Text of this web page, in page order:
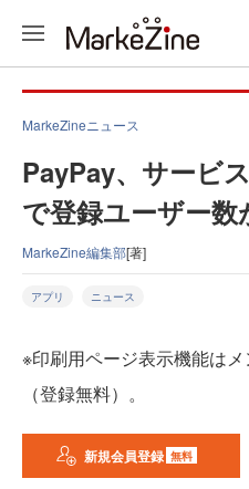
MarkeZineニュース
PayPay、サービ
で登録ユーザー
MarkeZine編集部[著]
アプリ ニュース
※印刷用ページ表示機能は
（登録無料）。
新規会員登録 無料